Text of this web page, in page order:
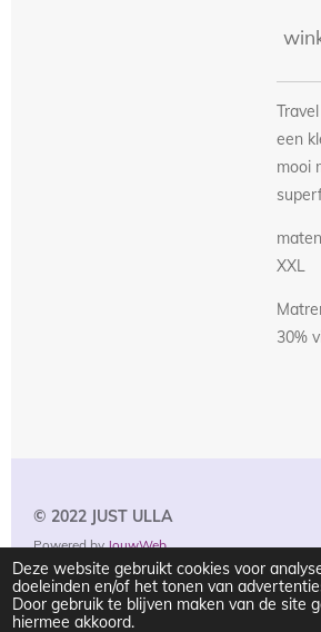
Deze website gebruikt cookies voor
doeleinden en/of het tonen van
Door gebruik te blijven maken van de site
hiermee akkoord.
een
mooi
XXL
30%
© 2022 JUST ULLA
Powered byJouwWeb